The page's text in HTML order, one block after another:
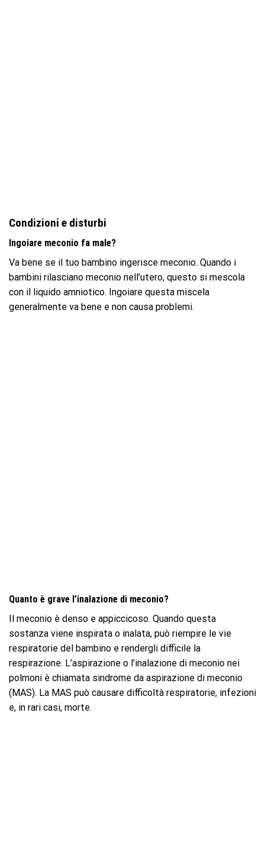
Condizioni e disturbi
Ingoiare meconio fa male?
Va bene se il tuo bambino ingerisce meconio. Quando i
bambini rilasciano meconio nell’utero, questo si mescola
con il liquido amniotico. Ingoiare questa miscela
generalmente va bene e non causa problemi.
Quanto è grave l’inalazione di meconio?
Il meconio è denso e appiccicoso. Quando questa
sostanza viene inspirata o inalata, può riempire le vie
respiratorie del bambino e rendergli difficile la
respirazione. L’aspirazione o l’inalazione di meconio nei
polmoni è chiamata sindrome da aspirazione di meconio
(MAS). La MAS può causare difficoltà respiratorie, infezioni
e, in rari casi, morte.